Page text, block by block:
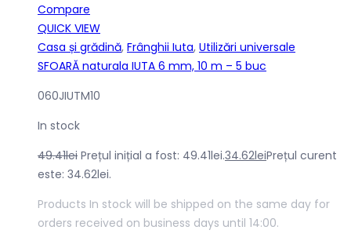
Compare
QUICK VIEW
Casa și grădină, Frânghii Iuta, Utilizări universale
SFOARĂ naturala IUTA 6 mm, 10 m – 5 buc
060JIUTM10
In stock
49.41lei Prețul inițial a fost: 49.41lei.34.62leiPrețul curent
este: 34.62lei.
Products In stock will be shipped on the same day for
orders received on business days until 14:00.